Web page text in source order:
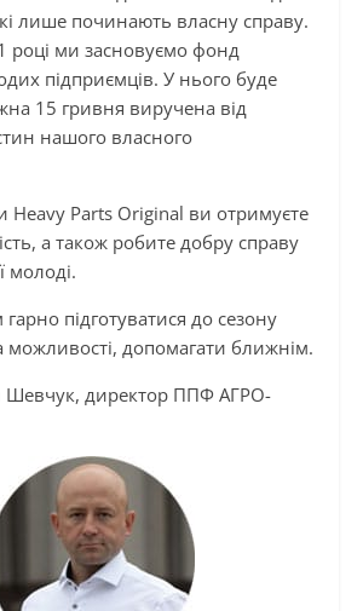
лише починають власну справу.
році ми засновуємо фонд
підприємців. У нього буде
15 гривня виручена від
нашого власного
Parts Original ви отримуєте
а також робите добру справу
молоді.
підготуватися до сезону
можливості, допомагати ближнім.
Шевчук, директор ППФ АГРО-